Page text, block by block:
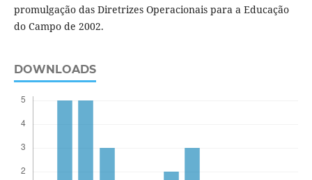
promulgação das Diretrizes Operacionais para a Educação
do Campo de 2002.
DOWNLOADS